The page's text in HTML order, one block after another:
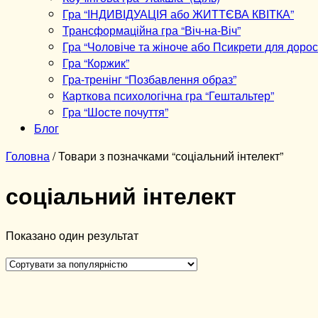
Гра “ІНДИВІДУАЦІЯ або ЖИТТЄВА КВІТКА”
Трансформаційна гра “Віч-на-Віч”
Гра “Чоловіче та жіноче або Псикрети для
Гра “Коржик”
Гра-тренінг “Позбавлення образ”
Карткова психологічна гра “Гештальтер”
Гра “Шосте почуття”
Блог
Головна/ Товари з позначками “соціальний інтелект”
соціальний інтелект
Показано один результат